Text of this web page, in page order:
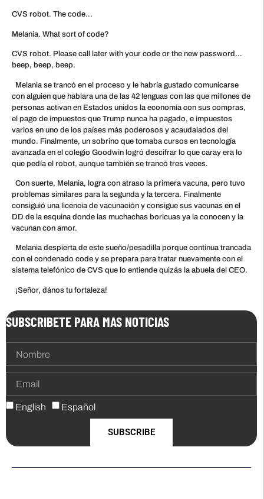
CVS robot. The code…
Melania. What sort of code?
CVS robot. Please call later with your code or the new password…
beep, beep, beep.
Melania se trancó en el proceso y le habría gustado comunicarse
con alguien que hablara una de las 42 lenguas con las que millones de
personas activan en Estados unidos la economía con sus compras,
el pago de impuestos que Trump nunca ha pagado, e impuestos
varios en uno de los países más poderosos y acaudalados del
mundo. Finalmente, un sobrino que tomaba cursos en tecnología
avanzada en el colegio Goodwin logró descifrar lo que caray era lo
que pedía el robot, aunque también se trancó tres veces.
Con suerte, Melania, logra con atraso la primera vacuna, pero tuvo
problemas similares para la segunda y la tercera. Finalmente
consiguió una licencia de vacunación y consigue sus vacunas en el
DD de la esquina donde las muchachas boricuas ya la conocen y la
vacunan con amor.
Melania despierta de este sueño/pesadilla porque continua trancada
con el condenado code y se prepara para tratar nuevamente con el
sistema telefónico de CVS que lo entiende quizás la abuela del CEO.
¡Señor, dános tu fortaleza!
SUBSCRIBETE PARA MAS NOTICIAS
English Español
SUBSCRIBE